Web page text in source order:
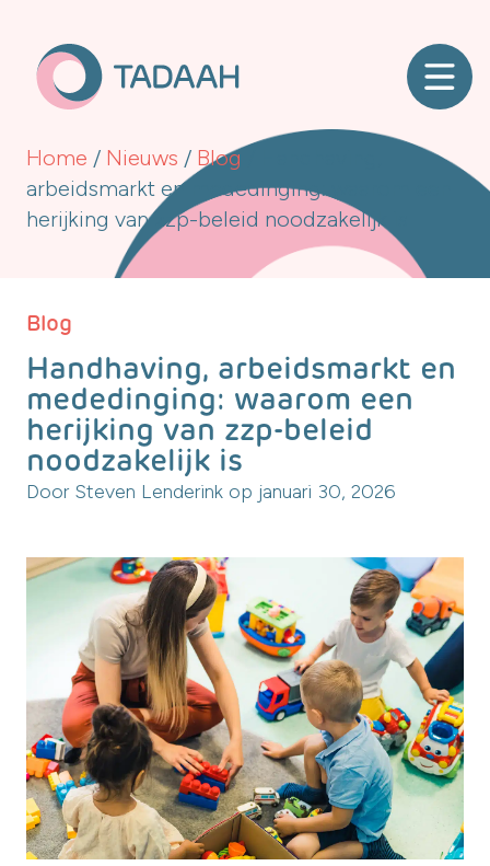
Home / Nieuws / Blog
arbeidsmarkt en mededinging: waarom een
herijking van zzp-beleid noodzakelijk is
Blog
Handhaving, arbeidsmarkt en
mededinging: waarom een
herijking van zzp-beleid
noodzakelijk is
Door Steven Lenderink op januari 30, 2026